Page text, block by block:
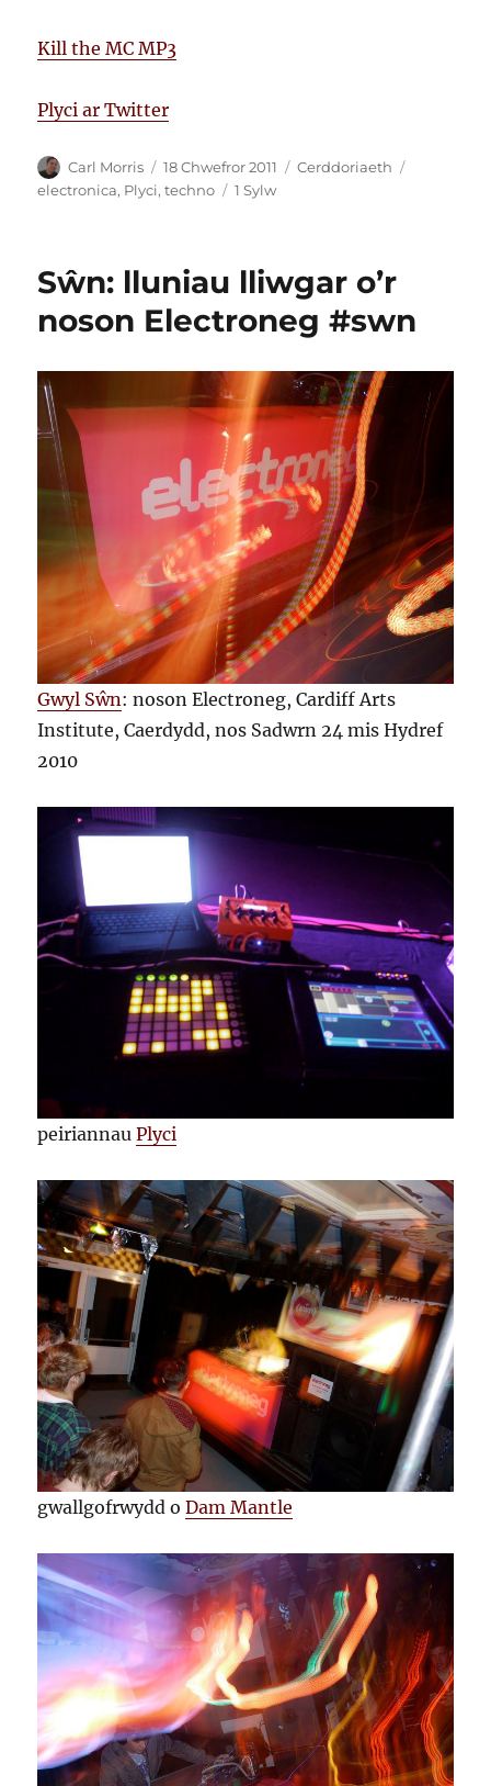
Kill the MC MP3
Plyci ar Twitter
Awdur
Carl Morris
Cofnodwyd
ar
18 Chwefror 2011 Categorïau
Cerddoriaeth
electronica, Plyci,techno 1 Sylwar
gan
Plyci
Sŵn: lluniau lliwgar o’r
noson Electroneg #swn
Gwyl Sŵn: noson Electroneg, Cardiff Arts
Institute, Caerdydd, nos Sadwrn 24 mis Hydref
2010
peiriannauPlyci
gwallgofrwydd oDam Mantle